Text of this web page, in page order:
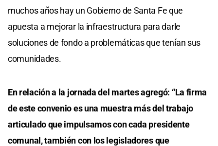
muchos años hay un Gobierno de Santa Fe que
apuesta a mejorar la infraestructura para darle
soluciones de fondo a problemáticas que tenían sus
comunidades.
En relación a la jornada del martes agregó: “La firma
de este convenio es una muestra más del trabajo
articulado que impulsamos con cada presidente
comunal, también con los legisladores que